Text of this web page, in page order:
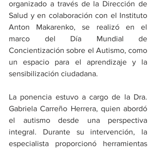
organizado a través de la Dirección de
Salud y en colaboración con el Instituto
Anton Makarenko, se realizó en el
marco del Día Mundial de
Concientización sobre el Autismo, como
un espacio para el aprendizaje y la
sensibilización ciudadana.
​La ponencia estuvo a cargo de la Dra.
Gabriela Carreño Herrera, quien abordó
el autismo desde una perspectiva
integral. Durante su intervención, la
especialista proporcionó herramientas